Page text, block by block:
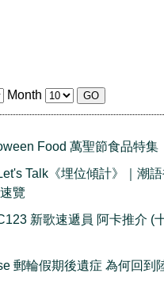
Month
Food 萬聖節食品特集
Talk《埋位傾計》｜潮
覽
新歌速遞員 阿卡推介 (
郵輪假期後遺症 為何回到